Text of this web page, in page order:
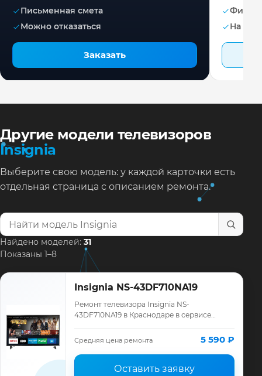
Письменная смета
Можно отказаться
Заказать
На
Другие модели телевизоров
Insignia
Выберите свою модель: у каждой карточки есть
отдельная страница с описанием ремонта.
Найти модель телевизора
Найдено моделей: 31
Показаны 1–8
Insignia NS-43DF710NA19
Ремонт телевизора Insignia NS-
43DF710NA19 в Краснодаре в сервисе
Insignia, смета до ремонта, запчасти и
гарантия до 12 ме…
Средняя цена ремонта 5 590 ₽
Оставить заявку